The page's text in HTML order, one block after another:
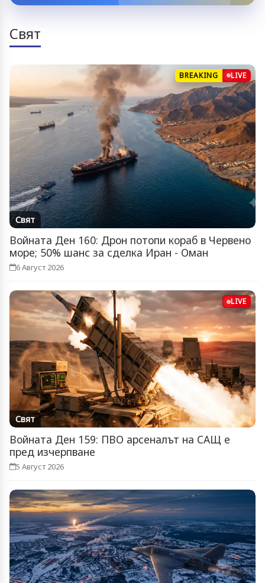
Свят
BREAKING LIVE
Свят
Войната Ден 160: Дрон потопи кораб в Червено
море; 50% шанс за сделка Иран - Оман
6 Август 2026
LIVE
Свят
Войната Ден 159: ПВО арсеналът на САЩ е
пред изчерпване
5 Август 2026